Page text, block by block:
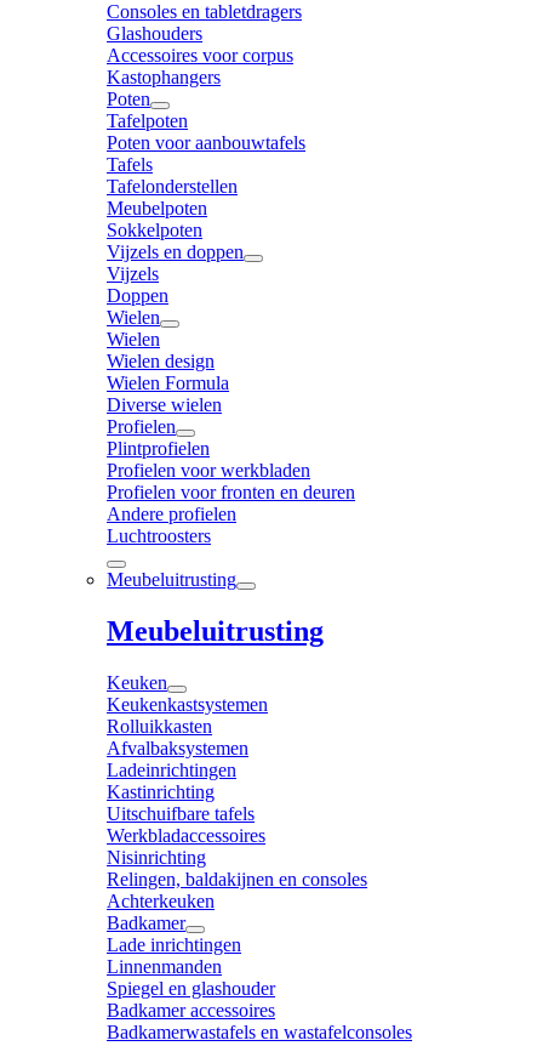
Consoles en tabletdragers
Glashouders
Accessoires voor corpus
Kastophangers
Poten
Tafelpoten
Poten voor aanbouwtafels
Tafels
Tafelonderstellen
Meubelpoten
Sokkelpoten
Vijzels en doppen
Vijzels
Doppen
Wielen
Wielen
Wielen design
Wielen Formula
Diverse wielen
Profielen
Plintprofielen
Profielen voor werkbladen
Profielen voor fronten en deuren
Andere profielen
Luchtroosters
Meubeluitrusting
Meubeluitrusting
Keuken
Keukenkastsystemen
Rolluikkasten
Afvalbaksystemen
Ladeinrichtingen
Kastinrichting
Uitschuifbare tafels
Werkbladaccessoires
Nisinrichting
Relingen, baldakijnen en consoles
Achterkeuken
Badkamer
Lade inrichtingen
Linnenmanden
Spiegel en glashouder
Badkamer accessoires
Badkamerwastafels en wastafelconsoles